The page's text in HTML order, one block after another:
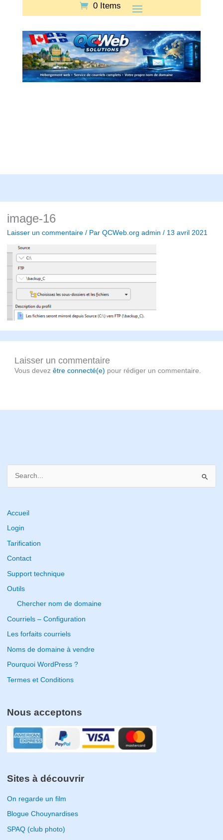
0 Items
image-16
Laisser un commentaire / Par QCWeb.org admin / 13 avril 2021
Laisser un commentaire
Vous devezêtre connecté(e) pour rédiger un commentaire.
r
c
r
:
Accueil
Login
Tarification
Contact
Support technique
Outils
Chercher nom de domaine
Courriels – Configuration
Les forfaits courriels
Noms de domaine à vendre
Pourquoi WordPress ?
Termes et Conditions
Nous acceptons
Sites à découvrir
On regarde un film
Blogue Chouynardises
SPAQ (club photo)